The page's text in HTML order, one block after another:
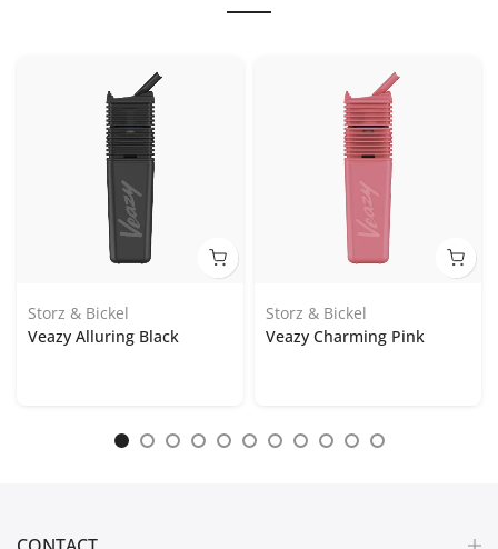
Storz & Bickel
Veazy Alluring Black
Storz & Bickel
Veazy Charming Pink